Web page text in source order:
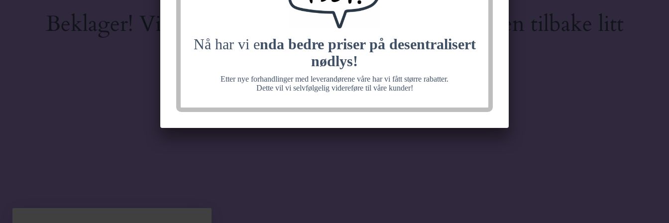
Nå har vi enda bedre priser på desentralisert
nødlys!
Etter nye forhandlinger med leverandørene våre har vi fått større rabatter.
Dette vil vi selvfølgelig videreføre til våre kunder!
Beklager! Vi jobber med noe fantastisk, velkommen tilbake litt
senere.